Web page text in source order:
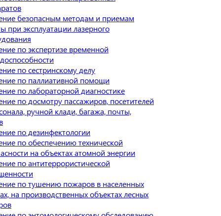
безопасным методам и приемам
при эксплуатации лазерного
по экспертизе временной
по сестринскому делу
по паллиативной помощи
по лабораторной диагностике
по досмотру пассажиров, посетителей
ручной клади, багажа, почты,
по дезинфектологии
по обеспечению технической
на объектах атомной энергии
по антитеррористической
по тушению пожаров в населенных
на производственных объектах лесных